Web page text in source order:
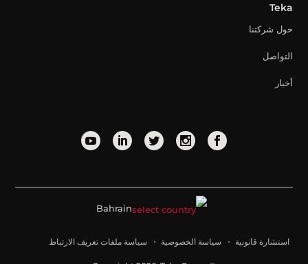
Teka
حول شركتنا
التواصل
أخبار
Bahrain
استشارة قانونية سياسة الخصوصية سياسة ملفات تعريف الارتباط